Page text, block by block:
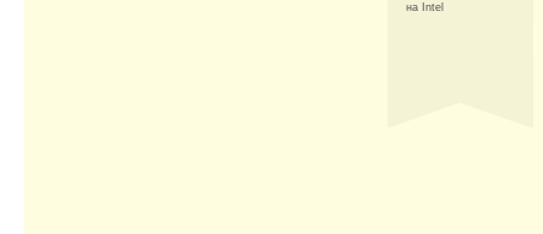
на Intel